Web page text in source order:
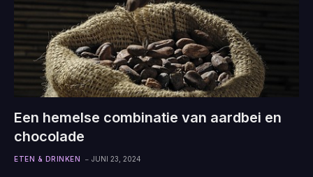
Een hemelse combinatie van aardbei en
chocolade
ETEN & DRINKEN JUNI 23, 2024